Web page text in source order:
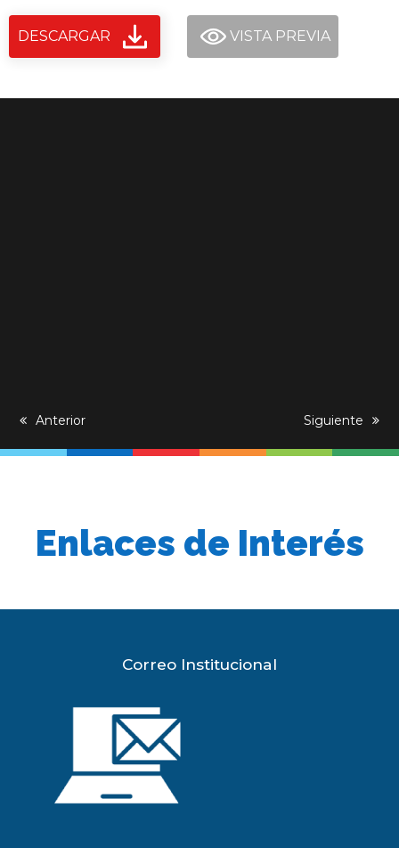
DESCARGAR VISTA PREVIA
previous
Anterior
next
Siguiente
Enlaces de Interés
Correo Institucional